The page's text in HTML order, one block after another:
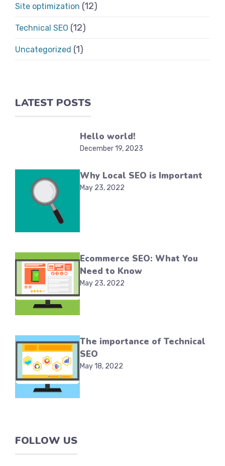
Site optimization (12)
Technical SEO (12)
Uncategorized (1)
LATEST POSTS
Hello world!
December 19, 2023
Why Local SEO is Important
May 23, 2022
Ecommerce SEO: What You
Need to Know
May 23, 2022
The importance of Technical
SEO
May 18, 2022
FOLLOW US